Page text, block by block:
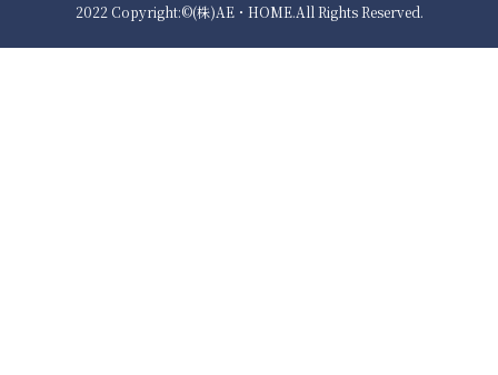
2022 Copyright:©(株)AE・HOME.All Rights Reserved.